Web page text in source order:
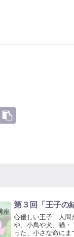
第３回「王子の
心優しい王子 人間
や、小鳥や犬、猫・
った、小さな命にま